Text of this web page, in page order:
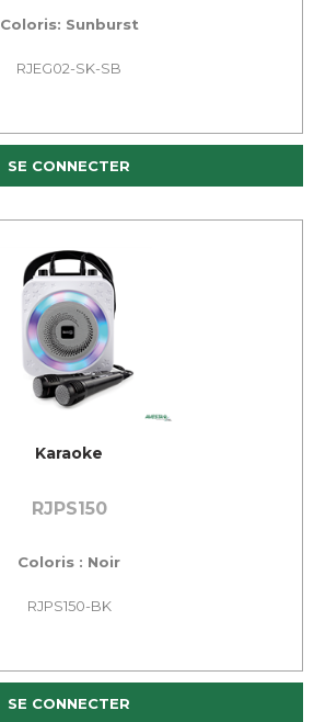
Coloris: Sunburst
RJEG02-SK-SB
SE CONNECTER
Karaoke
RJPS150
Coloris : Noir
RJPS150-BK
SE CONNECTER